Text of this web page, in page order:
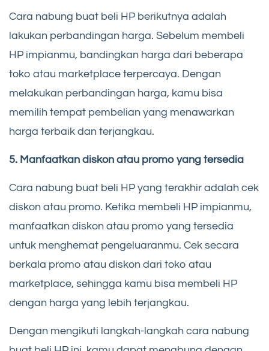
Cara nabung buat beli HP berikutnya adalah
lakukan perbandingan harga. Sebelum membeli
HP impianmu, bandingkan harga dari beberapa
toko atau marketplace terpercaya. Dengan
melakukan perbandingan harga, kamu bisa
memilih tempat pembelian yang menawarkan
harga terbaik dan terjangkau.
5. Manfaatkan diskon atau promo yang tersedia
Cara nabung buat beli HP yang terakhir adalah cek
diskon atau promo. Ketika membeli HP impianmu,
manfaatkan diskon atau promo yang tersedia
untuk menghemat pengeluaranmu. Cek secara
berkala promo atau diskon dari toko atau
marketplace, sehingga kamu bisa membeli HP
dengan harga yang lebih terjangkau.
Dengan mengikuti langkah-langkah cara nabung